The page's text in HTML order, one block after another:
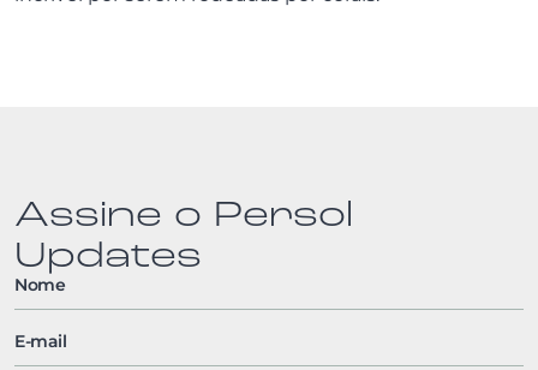
Assine o Persol
Updates